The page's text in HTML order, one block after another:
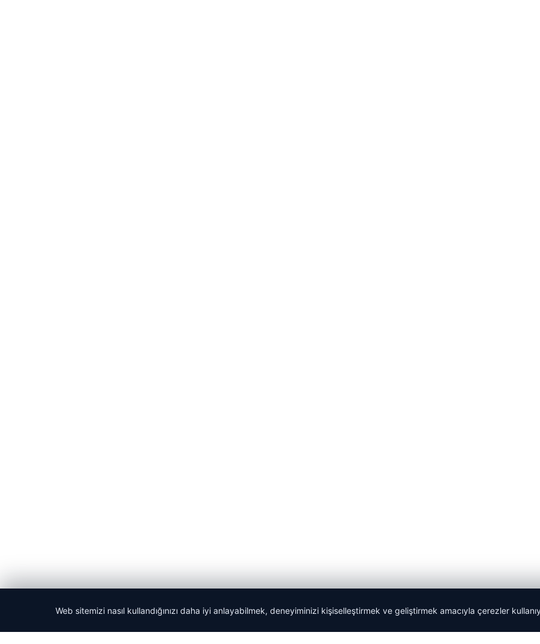
© 2026 Haber Evreni
Web sitemizi nasıl kullandığınızı daha iyi anlayabilmek, deneyiminizi kişiselleştirmek ve geliştirmek amacıyla çerezler